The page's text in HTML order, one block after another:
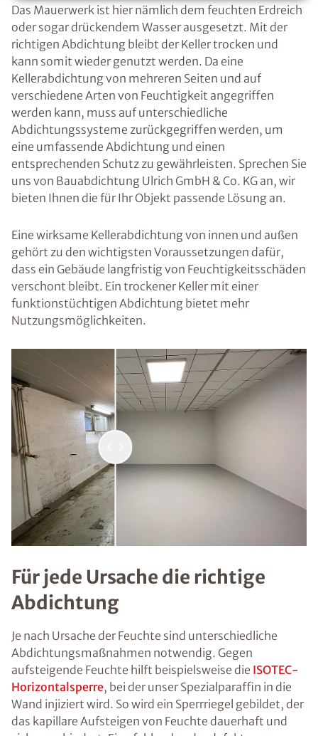
Das Mauerwerk ist hier nämlich dem feuchten Erdreich
oder sogar drückendem Wasser ausgesetzt. Mit der
richtigen Abdichtung bleibt der Keller trocken und
kann somit wieder genutzt werden. Da eine
Kellerabdichtung von mehreren Seiten und auf
verschiedene Arten von Feuchtigkeit angegriffen
werden kann, muss auf unterschiedliche
Abdichtungssysteme zurückgegriffen werden, um
eine umfassende Abdichtung und einen
entsprechenden Schutz zu gewährleisten. Sprechen Sie
uns von Bauabdichtung Ulrich GmbH & Co. KG an, wir
bieten Ihnen die für Ihr Objekt passende Lösung an.
Eine wirksame Kellerabdichtung von innen und außen
gehört zu den wichtigsten Voraussetzungen dafür,
dass ein Gebäude langfristig von Feuchtigkeitsschäden
verschont bleibt. Ein trockener Keller mit einer
funktionstüchtigen Abdichtung bietet mehr
Nutzungsmöglichkeiten.
Für jede Ursache die richtige
Abdichtung
Je nach Ursache der Feuchte sind unterschiedliche
Abdichtungsmaßnahmen notwendig. Gegen
aufsteigende Feuchte hilft beispielsweise die ISOTEC-
Horizontalsperre, bei der unser Spezialparaffin in die
Wand injiziert wird. So wird ein Sperrriegel gebildet, der
das kapillare Aufsteigen von Feuchte dauerhaft und
Voraussetzung für den Erhalt des kostenfreien
Ratgebers ist die Anmeldung zu unserem Newsletter.